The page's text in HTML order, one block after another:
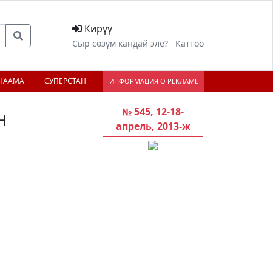
Кирүү
Сыр сөзүм кандай эле? Каттоо
СУПЕРСТАН ИНФОРМАЦИЯ О РЕКЛАМЕ
№ 545, 12-18-
апрель, 2013-ж